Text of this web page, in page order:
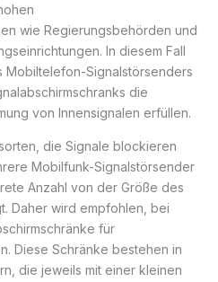
wie Regierungsbehörden und
In diesem Fall
Signalstörsenders
die
von Innensignalen erfüllen.
die Signale blockieren
Mobilfunk-Signalstörsender
Anzahl von der Größe des
Daher wird empfohlen, bei
für
Diese Schränke bestehen in
die jeweils mit einer kleinen